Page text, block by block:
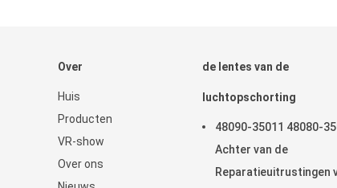
Over
Huis
Producten
VR-show
Over ons
de lentes van de
luchtopschorting
48090-35011 48080-
Achter van de
Reparatieuitrustingen